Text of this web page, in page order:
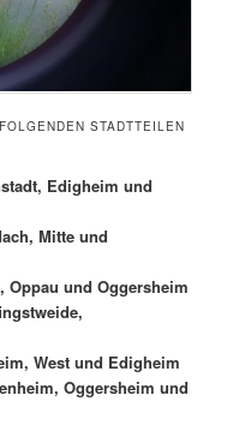
STADTTEILEN
Edigheim und
Mitte und
Oppau und Oggersheim
West und Edigheim
Oggersheim und